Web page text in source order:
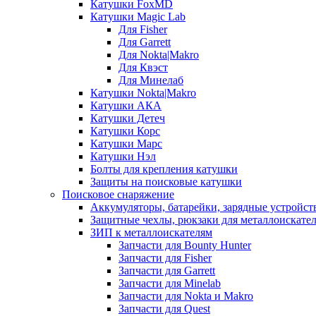
Катушки FoxMD
Катушки Magic Lab
Для Fisher
Для Garrett
Для Nokta|Makro
Для Квэст
Для Минелаб
Катушки Nokta|Makro
Катушки АКА
Катушки Детеч
Катушки Корс
Катушки Марс
Катушки Нэл
Болты для крепления катушки
Защиты на поисковые катушки
Поисковое снаряжение
Аккумуляторы, батарейки, зарядные
Защитные чехлы, рюкзаки для
ЗИП к металлоискателям
Запчасти для Bounty Hunter
Запчасти для Fisher
Запчасти для Garrett
Запчасти для Minelab
Запчасти для Nokta и Makro
Запчасти для Quest